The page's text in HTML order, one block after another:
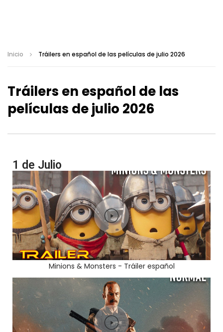
Inicio Tráilers en español de las películas de julio 2026
Tráilers en español de las
películas de julio 2026
1 de Julio
Minions & Monsters - Tráiler español